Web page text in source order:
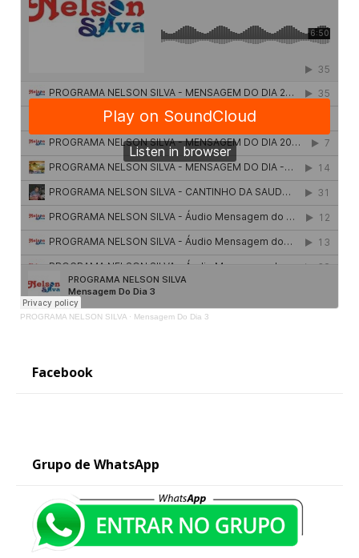
PROGRAMA NELSON SILVA · Mensagem Do Dia 3
Facebook
Grupo de WhatsApp